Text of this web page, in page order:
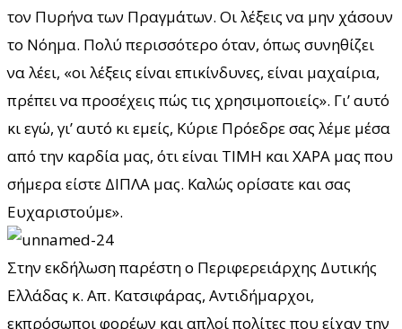
τον Πυρήνα των Πραγμάτων. Οι λέξεις να μην χάσουν
το Νόημα. Πολύ περισσότερο όταν, όπως συνηθίζει
να λέει, «οι λέξεις είναι επικίνδυνες, είναι μαχαίρια,
πρέπει να προσέχεις πώς τις χρησιμοποιείς». Γι’ αυτό
κι εγώ, γι’ αυτό κι εμείς, Κύριε Πρόεδρε σας λέμε μέσα
από την καρδία μας, ότι είναι ΤΙΜΗ και ΧΑΡΑ μας που
σήμερα είστε ΔΙΠΛΑ μας. Καλώς ορίσατε και σας
Ευχαριστούμε».
Στην εκδήλωση παρέστη ο Περιφερειάρχης Δυτικής
Ελλάδας κ. Απ. Κατσιφάρας, Αντιδήμαρχοι,
εκπρόσωποι φορέων και απλοί πολίτες που είχαν την